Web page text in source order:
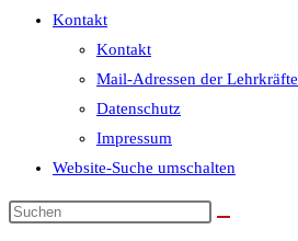
Kontakt
Kontakt
Mail-Adressen der Lehrkräfte
Datenschutz
Impressum
Website-Suche umschalten